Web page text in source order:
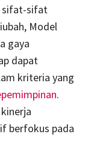
sifat-sifat
Model
gaya
dapat
kriteria yang
.
berfokus pada